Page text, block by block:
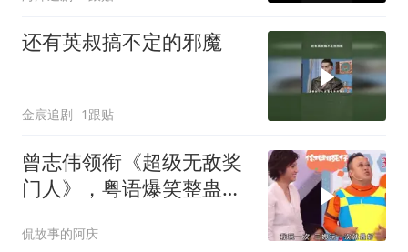
还有英叔搞不定的邪魔
金宸追剧 1跟贴
曾志伟领衔《超级无敌奖
门人》，粤语爆笑整蛊再
侃故事的阿庆